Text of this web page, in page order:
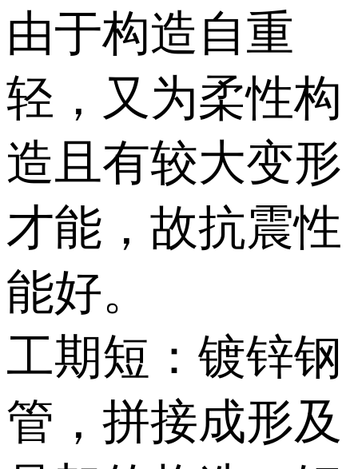
由于构造自重
轻，又为柔性构
造且有较大变形
才能，故抗震性
能好。
工期短：镀锌钢
管，拼接成形及